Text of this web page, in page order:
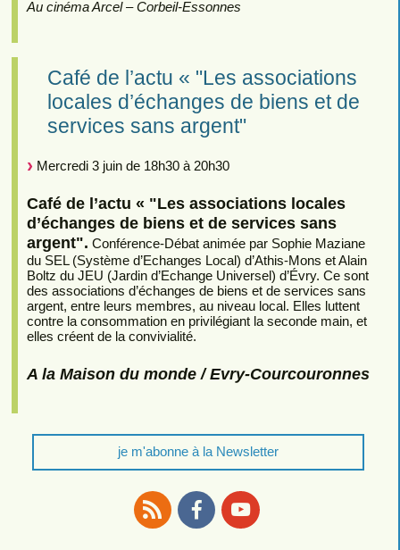
Au cinéma Arcel – Corbeil-Essonnes
Café de l’actu « "Les associations
locales d’échanges de biens et de
services sans argent"
Mercredi 3 juin de 18h30 à 20h30
Café de l’actu « "Les associations locales
d’échanges de biens et de services sans
argent". Conférence-Débat animée par Sophie Maziane
du SEL (Système d’Echanges Local) d’Athis-Mons et Alain
Boltz du JEU (Jardin d’Echange Universel) d’Évry. Ce sont
des associations d’échanges de biens et de services sans
argent, entre leurs membres, au niveau local. Elles luttent
contre la consommation en privilégiant la seconde main, et
elles créent de la convivialité.
A la Maison du monde / Evry-Courcouronnes
je m'abonne à la Newsletter